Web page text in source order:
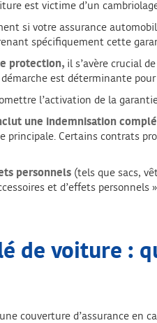
est victime d’un
si votre assurance
spécifiquement cette
protection, il s’avère crucial
est déterminante
l’activation de la
une indemnisation
principale. Certains contrats
personnels (tels que sacs,
et d’effets
de voiture :
couverture d’assurance en